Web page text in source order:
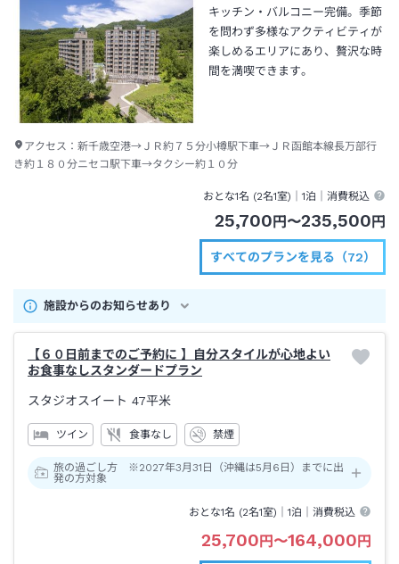
キッチン・バルコニー完備。季節
を問わず多様なアクティビティが
楽しめるエリアにあり、贅沢な時
間を満喫できます。
アクセス： 新千歳空港→ＪＲ約７５分小樽駅下車→ＪＲ函館本線長万部行
き約１８０分ニセコ駅下車→タクシー約１０分
おとな1名 (2名1室)｜1泊 ｜消費税込
25,700円〜235,500円
すべてのプランを見る（72）
施設からのお知らせあり
【６０日前までのご予約に 】自分スタイルが心地よい
お食事なしスタンダードプラン
スタジオスイート 47平米
ツイン 食事なし 禁煙
旅の過ごし方 ※2027年3月31日（沖縄は5月6日）までに出
発の方対象
おとな1名 (2名1室)｜1泊 ｜消費税込
25,700円〜164,000円